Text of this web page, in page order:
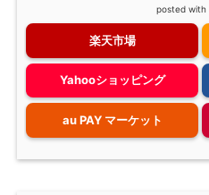
posted with
楽天市場
Yahooショッピング
au PAY マーケット